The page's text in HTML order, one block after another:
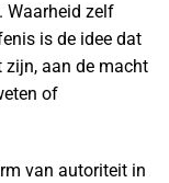
Waarheid zelf
is de idee dat
zijn, aan de macht
of
van autoriteit in